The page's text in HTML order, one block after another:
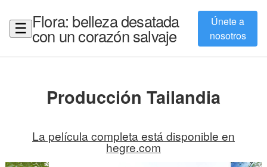
☰ Flora: belleza desatada
con un corazón salvaje
Únete a
nosotros
Producción Tailandia
La película completa está disponible en
hegre.com